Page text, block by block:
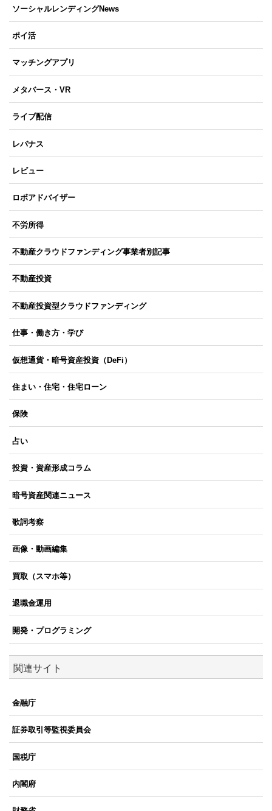
ソーシャルレンディングNews
ポイ活
マッチングアプリ
メタバース・VR
ライブ配信
レバナス
レビュー
ロボアドバイザー
不労所得
不動産クラウドファンディング事業者別記事
不動産投資
不動産投資型クラウドファンディング
仕事・働き方・学び
仮想通貨・暗号資産投資（DeFi）
住まい・住宅・住宅ローン
保険
占い
投資・資産形成コラム
暗号資産関連ニュース
歌詞考察
画像・動画編集
買取（スマホ等）
退職金運用
開発・プログラミング
関連サイト
金融庁
証券取引等監視委員会
国税庁
内閣府